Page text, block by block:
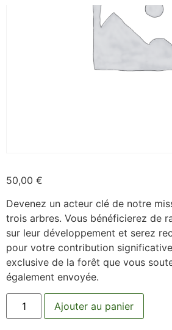
50,00 €
Devenez un acteur clé de notre
trois arbres. Vous bénéficierez de
sur leur développement et serez
pour votre contribution
exclusive de la forêt que vous
également envoyée.
Ajouter au panier